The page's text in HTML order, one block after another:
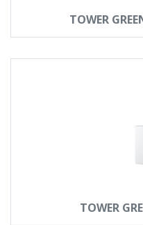
TOWER
TOWER